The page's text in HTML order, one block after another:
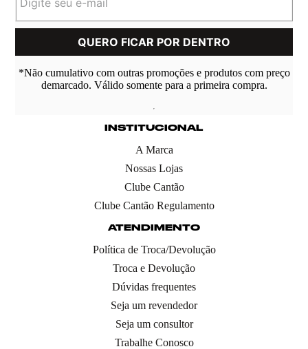
*Não cumulativo com outras promoções e produtos com preço
demarcado. Válido somente para a primeira compra.
INSTITUCIONAL
A Marca
Nossas Lojas
Clube Cantão
Clube Cantão Regulamento
ATENDIMENTO
Política de Troca/Devolução
Troca e Devolução
Dúvidas frequentes
Seja um revendedor
Seja um consultor
Trabalhe Conosco